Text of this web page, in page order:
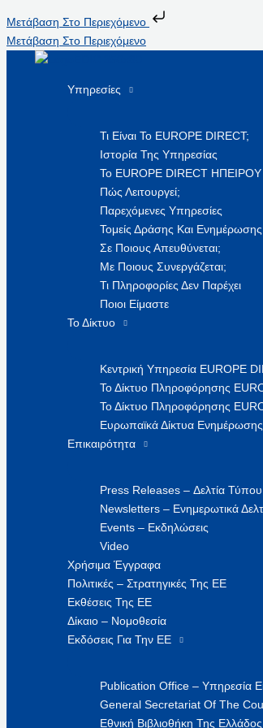
Μετάβαση Στο Περιεχόμενο
Μετάβαση Στο Περιεχόμενο
Υπηρεσίες
Τι Είναι Το EUROPE DIRECT;
Ιστορία Της Υπηρεσίας
Το EUROPE DIRECT ΗΠΕΙΡΟΥ
Πώς Λειτουργεί;
Παρεχόμενες Υπηρεσίες
Τομείς Δράσης Και Ενημέρωσης
Σε Ποιους Απευθύνεται;
Με Ποιους Συνεργάζεται;
Τι Πληροφορίες Δεν Παρέχει
Ποιοι Είμαστε
Το Δίκτυο
Κεντρική Υπηρεσία EUROPE
Το Δίκτυο Πληροφόρησης
Το Δίκτυο Πληροφόρησης
Ευρωπαϊκά Δίκτυα
Επικαιρότητα
Press Releases – Δελτία Τύπου
Newsletters – Ενημερωτικά
Events – Εκδηλώσεις
Video
Χρήσιμα Έγγραφα
Πολιτικές – Στρατηγικές Της ΕΕ
Εκθέσεις Της ΕΕ
Δίκαιο – Νομοθεσία
Εκδόσεις Για Την ΕΕ
Publication Office – Υπηρεσία
General Secretariat Of The
Εθνική Βιβλιοθήκη Της Ελλάδος